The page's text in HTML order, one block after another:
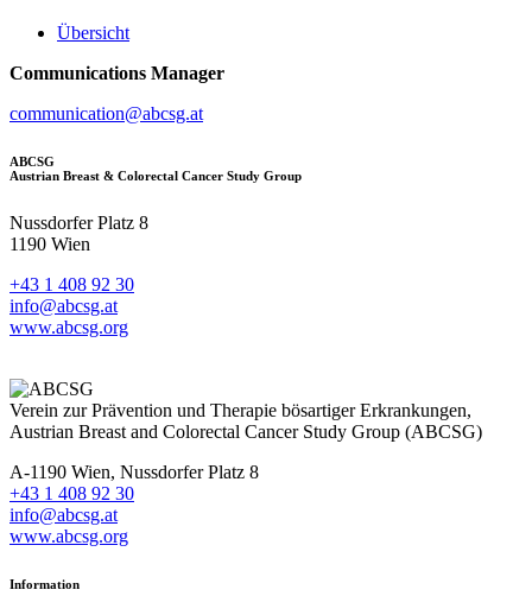
Übersicht
Communications Manager
communication@abcsg.at
ABCSG
Austrian Breast & Colorectal Cancer Study Group
Nussdorfer Platz 8
1190 Wien
+43 1 408 92 30
info@abcsg.at
www.abcsg.org
Verein zur Prävention und Therapie bösartiger Erkrankungen,
Austrian Breast and Colorectal Cancer Study Group (ABCSG)
A-1190 Wien, Nussdorfer Platz 8
+43 1 408 92 30
info@abcsg.at
www.abcsg.org
Information